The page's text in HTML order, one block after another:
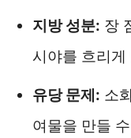
지방 성분: 장
시야를 흐리게
유당 문제: 소
여물을 만들